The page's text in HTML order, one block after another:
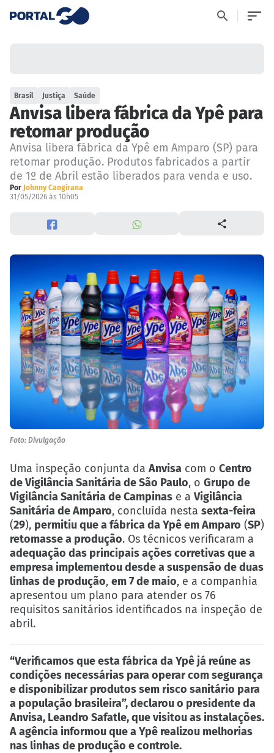
Brasil Justiça Saúde
Anvisa libera fábrica da Ypê para
retomar produção
Anvisa libera fábrica da Ypê em Amparo (SP) para
retomar produção. Produtos fabricados a partir
de 1º de Abril estão liberados para venda e uso.
Por Johnny Cangirana
31/05/2026 às 10h05
Foto: Divulgação
Uma inspeção conjunta da Anvisa com o Centro
de Vigilância Sanitária de São Paulo, o Grupo de
Vigilância Sanitária de Campinas e a Vigilância
Sanitária de Amparo, concluída nesta sexta-feira
(29), permitiu que a fábrica da Ypê em Amparo (SP)
retomasse a produção. Os técnicos verificaram a
adequação das principais ações corretivas que a
empresa implementou desde a suspensão de duas
linhas de produção, em 7 de maio, e a companhia
apresentou um plano para atender os 76
requisitos sanitários identificados na inspeção de
abril.
“Verificamos que esta fábrica da Ypê já reúne as
condições necessárias para operar com segurança
e disponibilizar produtos sem risco sanitário para
a população brasileira”, declarou o presidente da
Anvisa, Leandro Safatle, que visitou as instalações.
A agência informou que a Ypê realizou melhorias
nas linhas de produção e controle.